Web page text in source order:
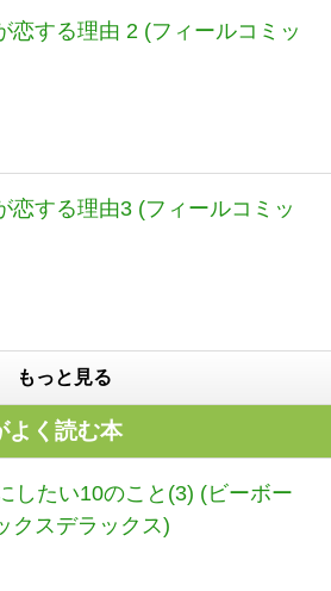
恋する理由 2 (フィールコミッ
恋する理由3 (フィールコミッ
もっと見る
よく読む本
したい10のこと(3) (ビーボー
クスデラックス)